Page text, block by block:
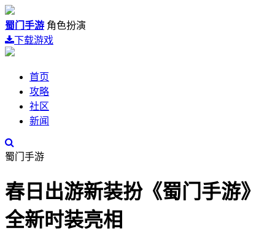
蜀门手游 角色扮演
下载游戏
首页
攻略
社区
新闻
蜀门手游
春日出游新装扮《蜀门手游》
全新时装亮相